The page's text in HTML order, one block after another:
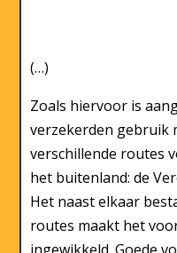
(…)
Zoals hiervoor is
verzekerden gebruik
verschillende routes
het buitenland: de
Het naast elkaar
routes maakt het